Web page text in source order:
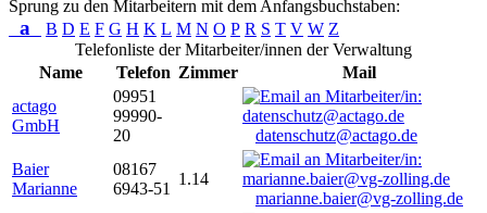
Sprung zu den Mitarbeitern mit dem Anfangsbuchstaben:
a B D E F G H K L M N O P R S T V W Z
Telefonliste der Mitarbeiter/innen der Verwaltung
Name
Telefon Zimmer
Mail
actago
GmbH
09951
99990-
20
datenschutz@actago.de
Baier
Marianne
08167
6943-51
1.14
marianne.baier@vg-zolling.de